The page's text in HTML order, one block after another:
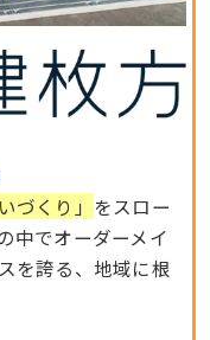
づくり」 をスロー
中でオーダーメイ
を誇る、地域に根